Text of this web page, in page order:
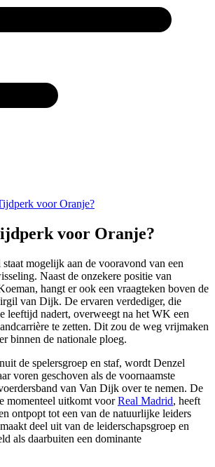
voor Oranje?
voor Oranje?
mogelijk aan de vooravond van een
Naast de onzekere positie van
hangt er ook een vraagteken boven de
van Dijk. De ervaren verdediger, die
leeftijd nadert, overweegt na het WK een
te zetten. Dit zou de weg vrijmaken
binnen de nationale ploeg.
de spelersgroep en staf, wordt Denzel
voren geschoven als de voornaamste
van Van Dijk over te nemen. De
momenteel uitkomt voorReal Madrid, heeft
ontpopt tot een van de natuurlijke leiders
deel uit van de leiderschapsgroep en
als daarbuiten een dominante